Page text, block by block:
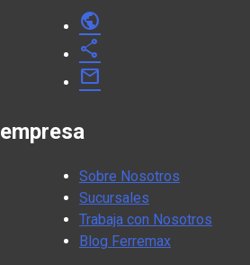
public
share
mail
empresa
Sobre Nosotros
Sucursales
Trabaja con Nosotros
Blog Ferremax